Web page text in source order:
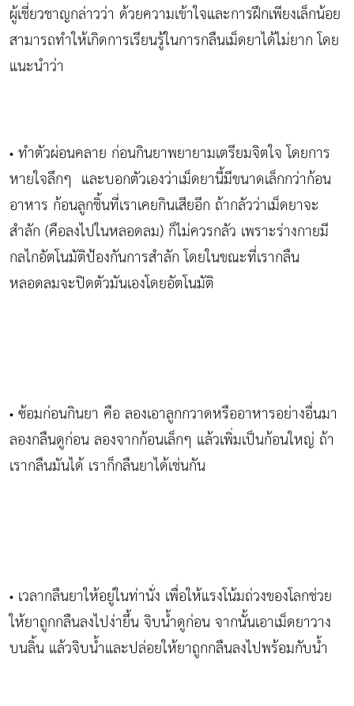
ผู้เชี่ยวชาญกล่าวว่า ด้วยความเข้าใจและการฝึกเพียงเล็กน้อย
สามารถทำให้เกิดการเรียนรู้ในการกลืนเม็ดยาได้ไม่ยาก โดย
แนะนำว่า
• ทำตัวผ่อนคลาย ก่อนกินยาพยายามเตรียมจิตใจ โดยการ
หายใจลึกๆ และบอกตัวเองว่าเม็ดยานี้มีขนาดเล็กกว่าก้อน
อาหาร ก้อนลูกชิ้นที่เราเคยกินเสียอีก ถ้ากลัวว่าเม็ดยาจะ
สำลัก (คือลงไปในหลอดลม) ก็ไม่ควรกลัว เพราะร่างกายมี
กลไกอัตโนมัติป้องกันการสำลัก โดยในขณะที่เรากลืน
หลอดลมจะปิดตัวมันเองโดยอัตโนมัติ
• ซ้อมก่อนกินยา คือ ลองเอาลูกกวาดหรืออาหารอย่างอื่นมา
ลองกลืนดูก่อน ลองจากก้อนเล็กๆ แล้วเพิ่มเป็นก้อนใหญ่ ถ้า
เรากลืนมันได้ เราก็กลืนยาได้เช่นกัน
• เวลากลืนยาให้อยู่ในท่านั่ง เพื่อให้แรงโน้มถ่วงของโลกช่วย
ให้ยาถูกกลืนลงไปง่ายึ้น จิบน้ำดูก่อน จากนั้นเอาเม็ดยาวาง
บนลิ้น แล้วจิบน้ำและปล่อยให้ยาถูกกลืนลงไปพร้อมกับน้ำ